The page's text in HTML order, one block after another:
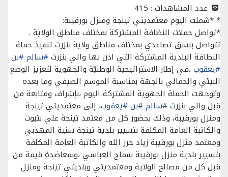
عدد المشاهدات : 415
* *شملت اليوم معتمديتي تينجة ومنزل بورقيبة:
*تواصل حملات النظافة المشتركة بمختلف مناطق الولاية .
تتواصل بنسق تصاعدي بمختلف مناطق ولاية بنزرت تنفيذ حملة
النظافة البلدية المشتركة التي اذن بها والي بنزرت#سالم#بن
#يعقوب،في إطار الاستراتيجية الوطنيّة والجهوية لتعزيز الوضع
البيئي والجمالي بالجهة بمناسبة الموسم الصيفي وما بعده
وتوجهت الحملة الجهوية المشتركة اليوم ،بإشراف ومتابعة من
قبل والي بنزرت#سالم#بن#يعقوب، إلى معتمديتي تينجة
ومنزل بورقيبة، وذلك بحضور كل من معتمد تينجة علي بتبوت
والكاتبة العامة المكلفة بتسيير بلدية تينجة سنية المهذبي
ومعتمد منزل بورقيبة زياد حرز الله والكاتبة العامة المكلفة
بتسيير بلدية منزل بورقيبة سماح العباسي ،وبمعاضدة قيمة من
قبل كل من مصالح الولاية ومعتمديتي وبلديتي تينجة ومنزل